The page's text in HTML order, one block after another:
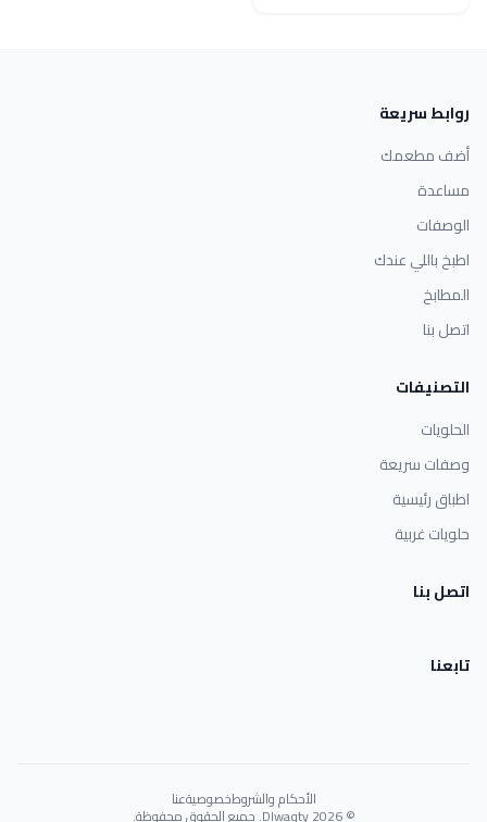
روابط سريعة
أضف مطعمك
مساعدة
الوصفات
اطبخ باللي عندك
المطابخ
اتصل بنا
التصنيفات
الحلويات
وصفات سريعة
اطباق رئيسية
حلويات غربية
اتصل بنا
تابعنا
الأحكام والشروطخصوصيةعنا
© 2026 Dlwaqty. جميع الحقوق محفوظة.